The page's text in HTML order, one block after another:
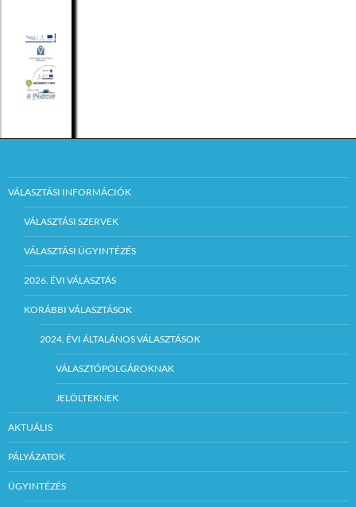
VÁLASZTÁSI INFORMÁCIÓK
VÁLASZTÁSI SZERVEK
VÁLASZTÁSI ÜGYINTÉZÉS
2026. ÉVI VÁLASZTÁS
KORÁBBI VÁLASZTÁSOK
2024. ÉVI ÁLTALÁNOS VÁLASZTÁSOK
VÁLASZTÓPOLGÁROKNAK
JELÖLTEKNEK
AKTUÁLIS
PÁLYÁZATOK
ÜGYINTÉZÉS